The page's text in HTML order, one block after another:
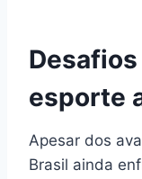
esporte
Apesar dos
Brasil ainda